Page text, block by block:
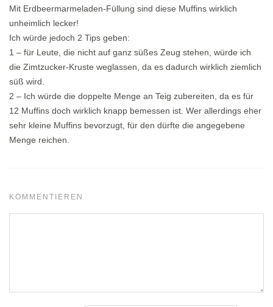
Mit Erdbeermarmeladen-Füllung sind diese Muffins wirklich
unheimlich lecker!
Ich würde jedoch 2 Tips geben:
1 – für Leute, die nicht auf ganz süßes Zeug stehen, würde ich
die Zimtzucker-Kruste weglassen, da es dadurch wirklich ziemlich
süß wird.
2 – Ich würde die doppelte Menge an Teig zubereiten, da es für
12 Muffins doch wirklich knapp bemessen ist. Wer allerdings eher
sehr kleine Muffins bevorzugt, für den dürfte die angegebene
Menge reichen.
KOMMENTIEREN